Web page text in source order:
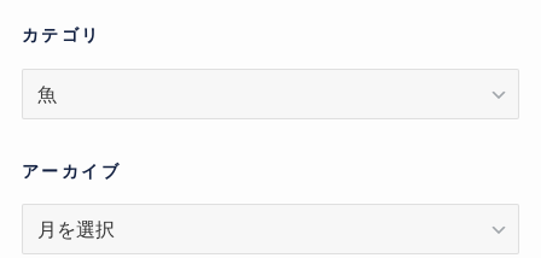
カテゴリ
カ
リ
アーカイブ
ア